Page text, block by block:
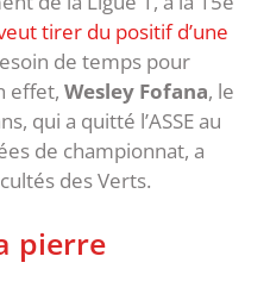
tirer du positif d’une
de temps pour
effet, Wesley Fofana, le
qui a quitté l’ASSE au
de championnat, a
des Verts.
pierre